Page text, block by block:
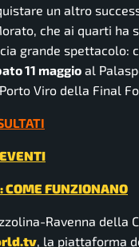
un altro
che ai quarti ha
grande
11 maggio al
Viro della Final
FUNZIONANO
Ravenna della
, la piattaforma